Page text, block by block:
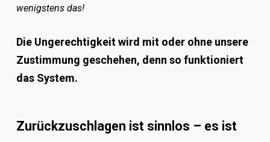
wenigstens das!
Die Ungerechtigkeit wird mit oder ohne unsere
Zustimmung geschehen, denn so funktioniert
das System.
Zurückzuschlagen ist sinnlos – es ist